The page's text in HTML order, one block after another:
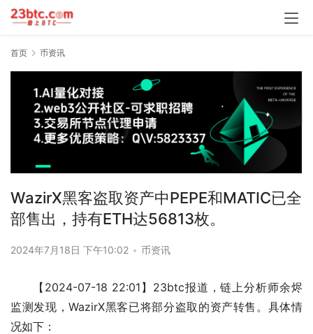
首页 币资讯
WazirX黑客盗取资产中PEPE和MATIC已全
部售出，持有ETH达56813枚。
2024年7月18日 下午10:02 • 币资讯
【2024-07-18 22:01】23btc报道，链上分析师余烬
监测发现，WazirX黑客已将部分盗取的资产转售。具体情
况如下：